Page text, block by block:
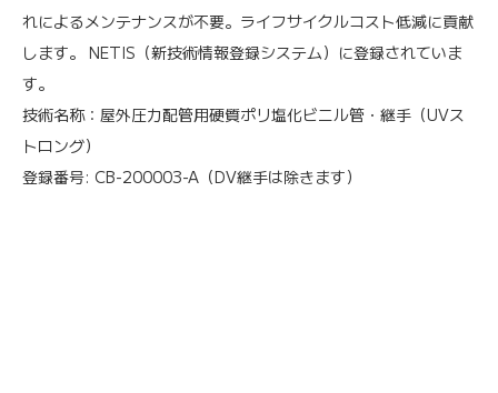
れによるメンテナンスが不要。ライフサイクルコスト低減に貢献
します。 NETIS（新技術情報登録システム）に登録されていま
す。
技術名称：屋外圧力配管用硬質ポリ塩化ビニル管・継手（UVス
トロング）
登録番号: CB-200003-A（DV継手は除きます）